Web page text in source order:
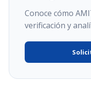
Conoce cómo
verificación y